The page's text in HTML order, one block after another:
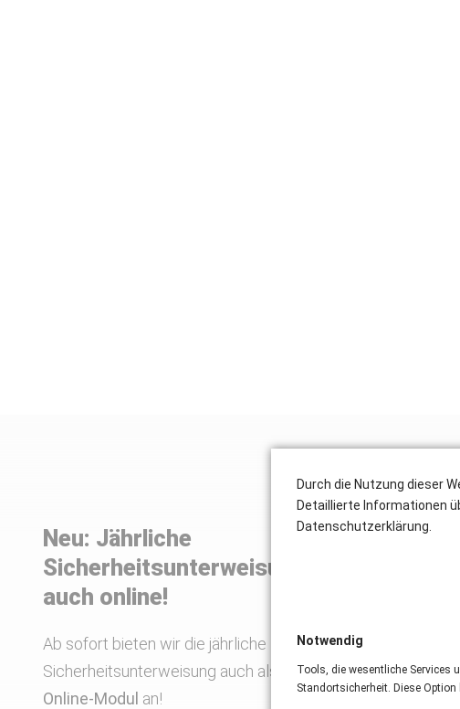
Neu: Jährliche
Sicherheitsunterweisung jetzt
auch online!
Ab sofort bieten wir die jährliche
Sicherheitsunterweisung auch als zeitsparendes
Online-Modul an!
Durch die Nutzung dieser
Detaillierte Informationen
Datenschutzerklärung.
Notwendig
Tools, die wesentliche Services
Standortsicherheit. Diese